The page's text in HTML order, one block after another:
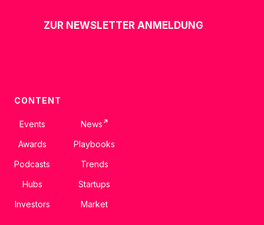
ZUR NEWSLETTER ANMELDUNG
CONTENT
Events
Awards
Podcasts
Hubs
Investors
News ↗
Playbooks
Trends
Startups
Market